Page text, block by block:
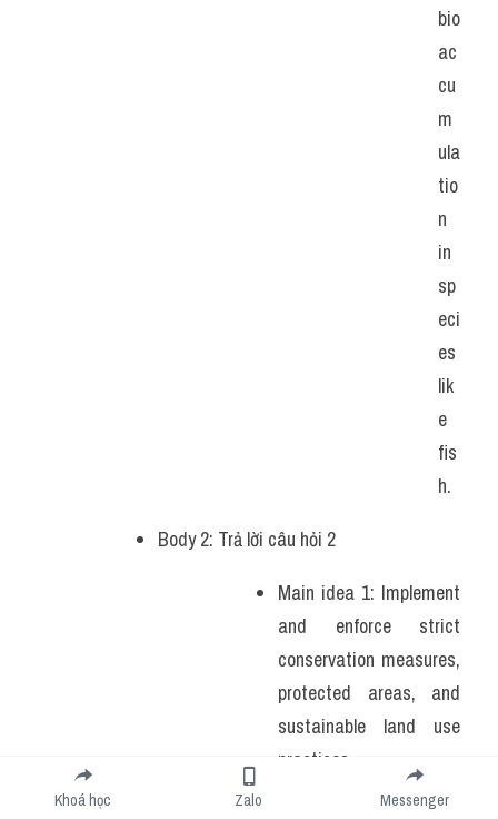
bio
ac
cu
m
ula
tio
n
in
sp
eci
es
lik
e
fis
h.
Body 2: Trả lời câu hỏi 2
Main idea 1: Implement
and enforce strict
conservation measures,
protected areas, and
sustainable land use
practices.
Su
Khoá học Zalo Messenger